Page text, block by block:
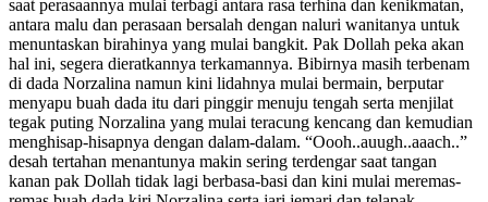
saat perasaannya mulai terbagi antara rasa terhina dan kenikmatan,
antara malu dan perasaan bersalah dengan naluri wanitanya untuk
menuntaskan birahinya yang mulai bangkit. Pak Dollah peka akan
hal ini, segera dieratkannya terkamannya. Bibirnya masih terbenam
di dada Norzalina namun kini lidahnya mulai bermain, berputar
menyapu buah dada itu dari pinggir menuju tengah serta menjilat
tegak puting Norzalina yang mulai teracung kencang dan kemudian
menghisap-hisapnya dengan dalam-dalam. “Oooh..auugh..aaach..”
desah tertahan menantunya makin sering terdengar saat tangan
kanan pak Dollah tidak lagi berbasa-basi dan kini mulai meremas-